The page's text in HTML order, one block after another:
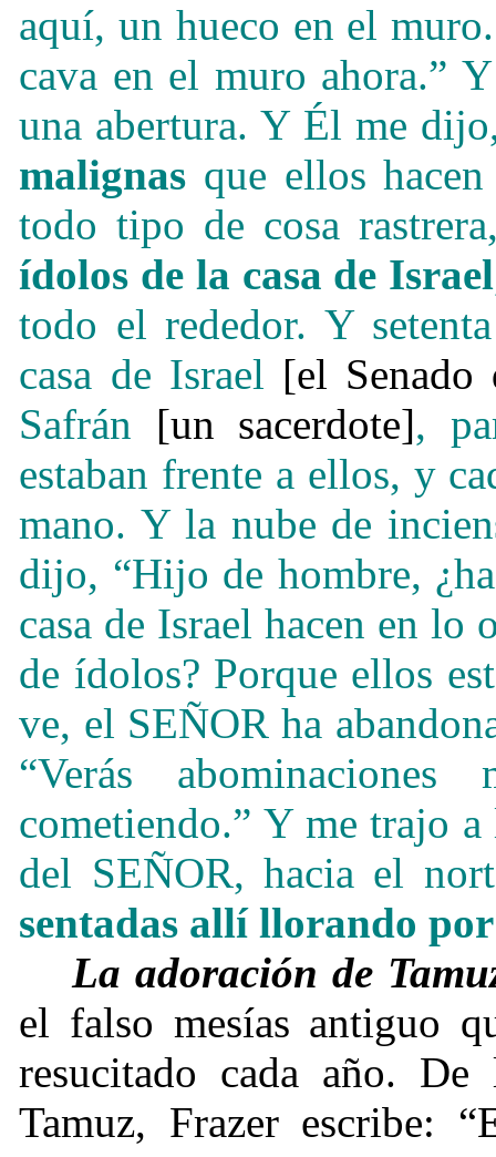
aquí, un hueco en el
cava en el muro ahora.”
una abertura. Y Él me
malignas que ellos
todo tipo de cosa
ídolos de la casa de Israel
todo el rededor. Y
casa de Israel [el Senado
Safrán [un sacerdote],
estaban frente a ellos, y
mano. Y la nube de
dijo, “Hijo de hombre,
casa de Israel hacen en lo
de ídolos? Porque ellos
ve, el SEÑOR ha
“Verás
cometiendo.” Y me trajo a
del SEÑOR, hacia el
sentadas allí llorando
La adoración de
el falso mesías antiguo
resucitado cada año.
Tamuz, Frazer escribe: